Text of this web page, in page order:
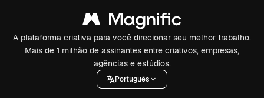
A plataforma criativa para você direcionar seu melhor trabalho.
Mais de 1 milhão de assinantes entre criativos, empresas,
agências e estúdios.
Português